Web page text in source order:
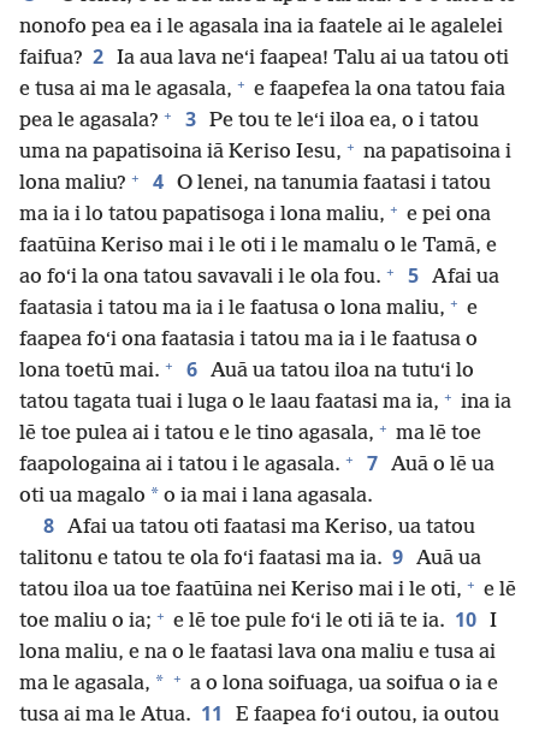
nonofo pea ea i le agasala ina ia faatele ai le agalelei
faifua? 2 Ia aua lava neʻi faapea! Talu ai ua tatou oti
e tusa ai ma le agasala, + e faapefea la ona tatou faia
pea le agasala? + 3 Pe tou te leʻi iloa ea, o i tatou
uma na papatisoina iā Keriso Iesu, + na papatisoina i
lona maliu? + 4 O lenei, na tanumia faatasi i tatou
ma ia i lo tatou papatisoga i lona maliu, + e pei ona
faatūina Keriso mai i le oti i le mamalu o le Tamā, e
ao foʻi la ona tatou savavali i le ola fou. + 5 Afai ua
faatasia i tatou ma ia i le faatusa o lona maliu, + e
faapea foʻi ona faatasia i tatou ma ia i le faatusa o
lona toetū mai. + 6 Auā ua tatou iloa na tutuʻi lo
tatou tagata tuai i luga o le laau faatasi ma ia, + ina ia
lē toe pulea ai i tatou e le tino agasala, + ma lē toe
faapologaina ai i tatou i le agasala. + 7 Auā o lē ua
oti ua magalo * o ia mai i lana agasala.
8 Afai ua tatou oti faatasi ma Keriso, ua tatou
talitonu e tatou te ola foʻi faatasi ma ia. 9 Auā ua
tatou iloa ua toe faatūina nei Keriso mai i le oti, + e lē
toe maliu o ia; + e lē toe pule foʻi le oti iā te ia. 10 I
lona maliu, e na o le faatasi lava ona maliu e tusa ai
ma le agasala, * + a o lona soifuaga, ua soifua o ia e
tusa ai ma le Atua. 11
E faapea foʻi outou, ia outou